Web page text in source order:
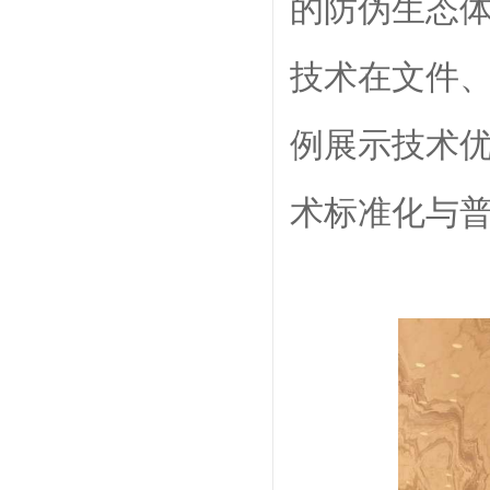
的防伪生态
技术在文件
例展示技术
术标准化与